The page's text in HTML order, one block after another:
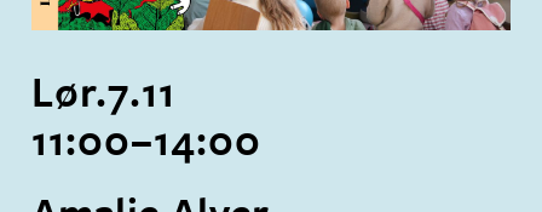
Lør.7.11
11:00–14:00